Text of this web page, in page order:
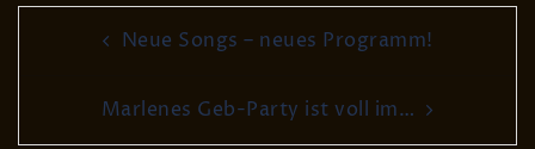
Post
navigationNeue Songs – neues Programm!
Marlenes Geb-Party ist voll im…